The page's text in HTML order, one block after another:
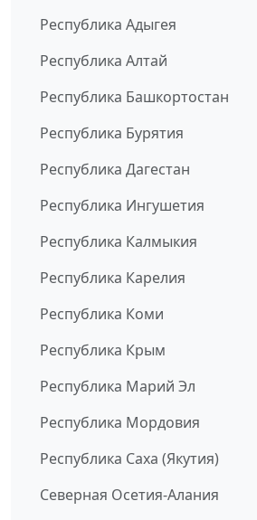
Республика Адыгея
Республика Алтай
Республика Башкортостан
Республика Бурятия
Республика Дагестан
Республика Ингушетия
Республика Калмыкия
Республика Карелия
Республика Коми
Республика Крым
Республика Марий Эл
Республика Мордовия
Республика Саха (Якутия)
Северная Осетия-Алания